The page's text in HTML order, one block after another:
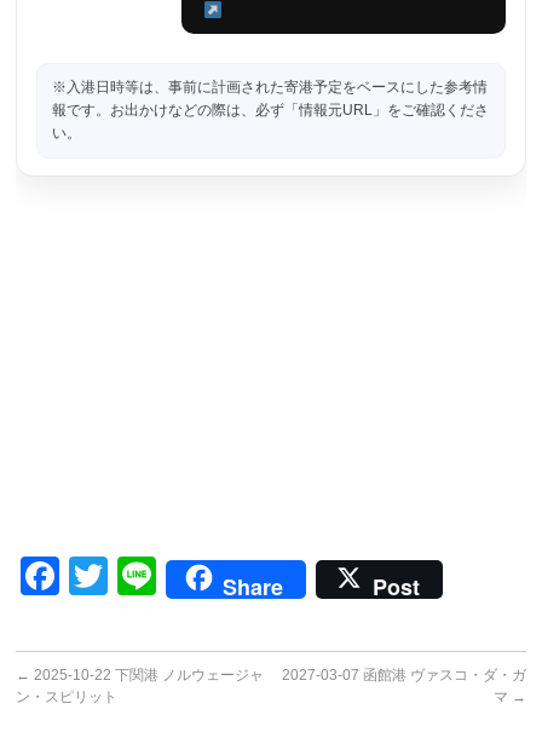
※入港日時等は、事前に計画された寄港予定をベースにした参考情
報です。お出かけなどの際は、必ず「情報元URL」をご確認くださ
い。
Facebook
Twitter
LineShare Post
← 2025-10-22 下関港 ノルウェージャ
ン・スピリット
2027-03-07 函館港 ヴァスコ・ダ・ガ
マ →